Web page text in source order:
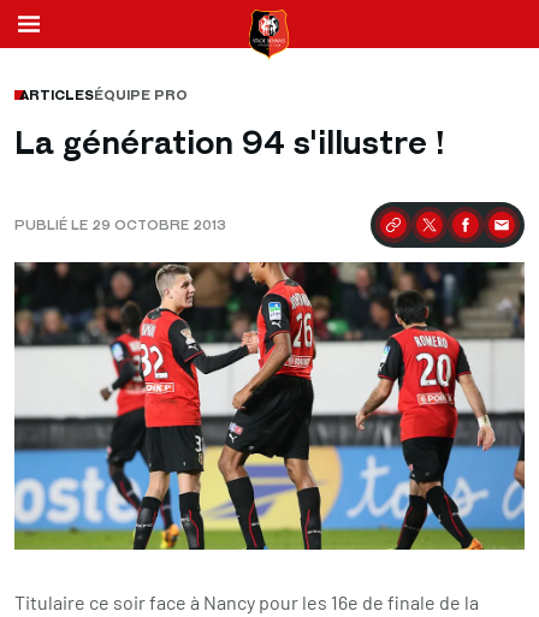
ARTICLESÉQUIPE PRO
La génération 94 s'illustre !
PUBLIÉ LE 29 OCTOBRE 2013 Partager
Titulaire ce soir face à Nancy pour les 16e de finale de la